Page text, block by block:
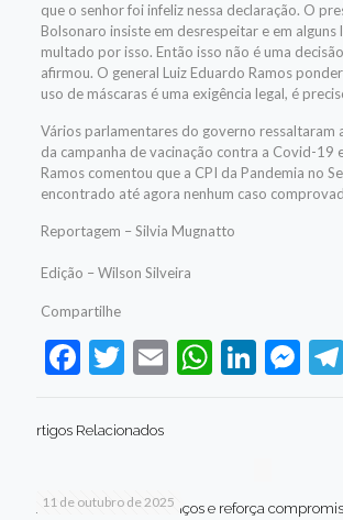
que o senhor foi infeliz nessa declaração. O
Bolsonaro insiste em desrespeitar e em alguns
multado por isso. Então isso não é uma
afirmou. O general Luiz Eduardo Ramos
uso de máscaras é uma exigência legal, é
Vários parlamentares do governo ressaltaram
da campanha de vacinação contra a Covid-19
Ramos comentou que a CPI da Pandemia no
encontrado até agora nenhum caso
Reportagem – Silvia Mugnatto
Edição – Wilson Silveira
Compartilhe
Facebook
Twitter
Email
rtigos Relacionados
11 de outubro de 2025
Jaboatão celebra avanços e reforça